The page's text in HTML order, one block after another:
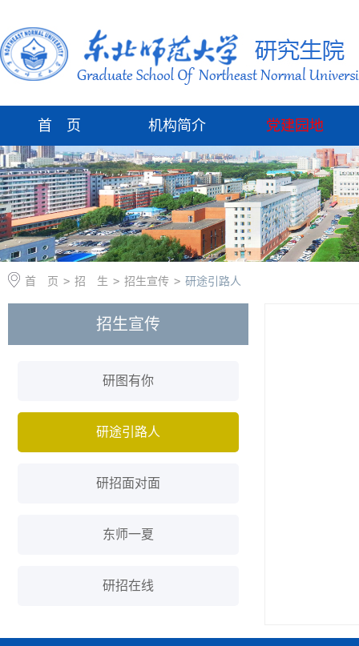
首 页 机构简介 党建园地
首 页 > 招 生 > 招生宣传 > 研途引路人
招生宣传
研图有你
研途引路人
研招面对面
东师一夏
研招在线